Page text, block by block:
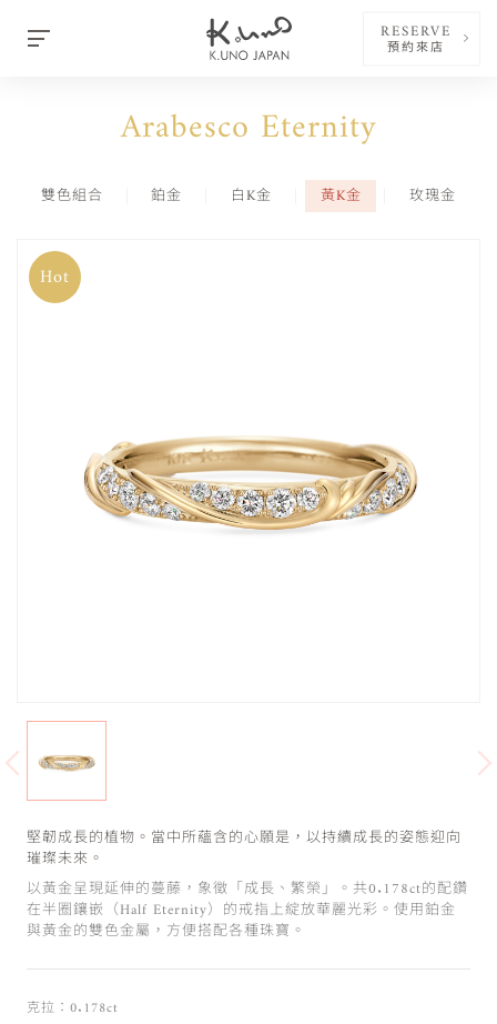
RESERVE
預約來店
Arabesco Eternity
雙色組合 鉑金 白K金 黃K金 玫瑰金
堅韌成長的植物。當中所蘊含的心願是，以持續成長的姿態迎向
璀璨未來。
以黃金呈現延伸的蔓藤，象徵「成長、繁榮」。共0.178ct的配鑽
在半圈鑲嵌（Half Eternity）的戒指上綻放華麗光彩。使用鉑金
與黃金的雙色金屬，方便搭配各種珠寶。
克拉：0.178ct